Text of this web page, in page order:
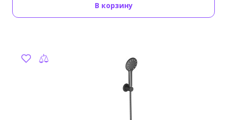
В корзину